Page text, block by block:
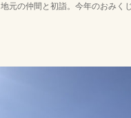
元の仲間と初詣。今年のおみく